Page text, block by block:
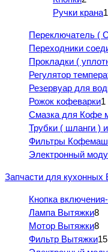
Ручки крана1
Переключатель (
Переходники
Прокладки (
Регулятор
Резервуар для
Рожок кофеварки1
Смазка для Кофе
Трубки ( шланги )
Фильтры
Электронный
Запчасти для кухонных
Кнопка
Лампа Вытяжки8
Мотор Вытяжки8
Фильтр Вытяжки15